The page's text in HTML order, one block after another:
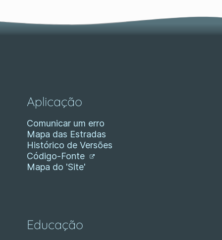
Aplicação
Comunicar um erro
Mapa das Estradas
Histórico de Versões
Código-Fonte
Mapa do 'Site'
Educação